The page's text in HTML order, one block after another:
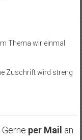
Thema wir einmal
Zuschrift wird streng
per Mail an